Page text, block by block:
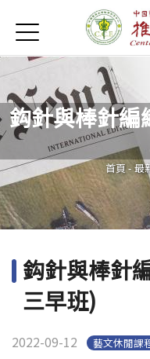
首
首頁
Open submenu (關
關於我們
最新消息
課程報名系統(link
檔案下載
學校首頁(link is
Jump
鈎針與棒針編
首頁- 最
鈎針與棒針
三早班)
2022-09-12 藝文休閒課